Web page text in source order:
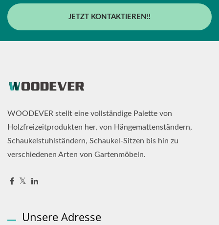
JETZT KONTAKTIEREN!!
WOODEVER stellt eine vollständige Palette von
Holzfreizeitprodukten her, von Hängemattenständern,
Schaukelstuhlständern, Schaukel-Sitzen bis hin zu
verschiedenen Arten von Gartenmöbeln.
Unsere Adresse